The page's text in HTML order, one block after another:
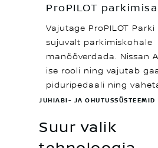
ProPILOT
Vajutage ProPILOT
sujuvalt parkimiskohale
manööverdada. Nissan
ise rooli ning vajutab
piduripedaali ning
Suur valik
JUHIABI- JA OHUTUSSÜSTEEMID